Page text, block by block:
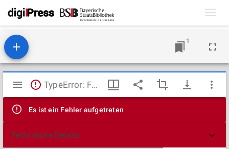
1
Mirador
Viewer
TypeError: Failed to fetch
Es ist ein Fehler aufgetreten
Technische Details